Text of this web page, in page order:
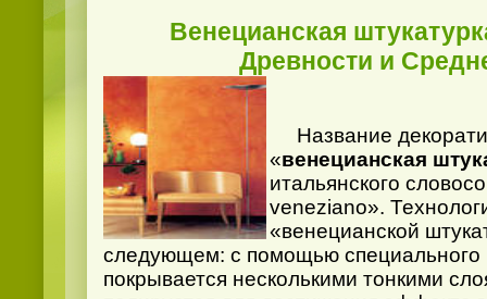
Венецианская
Древности и
Название
«венецианская
итальянского
veneziano».
«венецианской
следующем: с помощью специального
покрывается несколькими тонкими